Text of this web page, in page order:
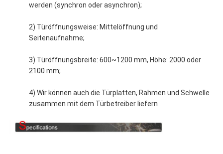
werden (synchron oder asynchron);
2) Türöffnungsweise: Mittelöffnung und
Seitenaufnahme;
3) Türöffnungsbreite: 600~1200 mm, Höhe: 2000 oder
2100 mm;
4) Wir können auch die Türplatten, Rahmen und Schwelle
zusammen mit dem Türbetreiber liefern